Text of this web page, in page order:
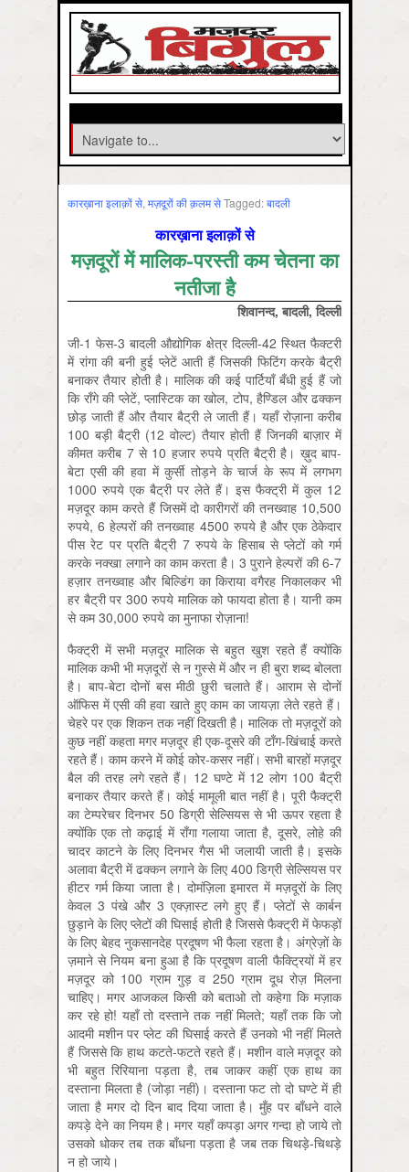
कारख़ाना इलाक़ों से, मज़दूरों की क़लम सेTagged:बादली
कारख़ाना इलाक़ों से
मज़दूरों में मालिक-परस्ती कम चेतना का
नतीजा है
शिवानन्द, बादली, दिल्ली
जी-1 फेस-3 बादली औद्योगिक क्षेत्र दिल्ली-42 स्थित फैक्टरी
में रांगा की बनी हुई प्लेटें आती हैं जिसकी फिटिंग करके बैट्री
बनाकर तैयार होती है। मालिक की कई पार्टियाँ बँधी हुई हैं जो
कि राँगे की प्लेटें, प्लास्टिक का खोल, टोप, हैण्डिल और ढक्कन
छोड़ जाती हैं और तैयार बैट्री ले जाती हैं। यहाँ रोज़ाना करीब
100 बड़ी बैट्री (12 वोल्ट) तैयार होती हैं जिनकी बाज़ार में
कीमत करीब 7 से 10 हजार रुपये प्रति बैट्री है। ख़ुद बाप-
बेटा एसी की हवा में कुर्सी तोड़ने के चार्ज के रूप में लगभग
1000 रुपये एक बैट्री पर लेते हैं। इस फैक्ट्री में कुल 12
मज़दूर काम करते हैं जिसमें दो कारीगरों की तनख्वाह 10,500
रुपये, 6 हेल्परों की तनख्वाह 4500 रुपये है और एक ठेकेदार
पीस रेट पर प्रति बैट्री 7 रुपये के हिसाब से प्लेटों को गर्म
करके नक्खा लगाने का काम करता है। 3 पुराने हेल्परों की 6-7
हज़ार तनख्वाह और बिल्डिंग का किराया वगैरह निकालकर भी
हर बैट्री पर 300 रुपये मालिक को फायदा होता है। यानी कम
से कम 30,000 रुपये का मुनाफा रोज़ाना!
फैक्ट्री में सभी मज़दूर मालिक से बहुत खुश रहते हैं क्योंकि
मालिक कभी भी मज़दूरों से न गुस्से में और न ही बुरा शब्द बोलता
है। बाप-बेटा दोनों बस मीठी छुरी चलाते हैं। आराम से दोनों
ऑफिस में एसी की हवा खाते हुए काम का जायज़ा लेते रहते हैं।
चेहरे पर एक शिकन तक नहीं दिखती है। मालिक तो मज़दूरों को
कुछ नहीं कहता मगर मज़दूर ही एक-दूसरे की टाँग-खिंचाई करते
रहते हैं। काम करने में कोई कोर-कसर नहीं। सभी बारहों मज़दूर
बैल की तरह लगे रहते हैं। 12 घण्टे में 12 लोग 100 बैट्री
बनाकर तैयार करते हैं। कोई मामूली बात नहीं है। पूरी फैक्ट्री
का टेम्परेचर दिनभर 50 डिग्री सेल्सियस से भी ऊपर रहता है
क्योंकि एक तो कढ़ाई में राँगा गलाया जाता है, दूसरे, लोहे की
चादर काटने के लिए दिनभर गैस भी जलायी जाती है। इसके
अलावा बैट्री में ढक्कन लगाने के लिए 400 डिग्री सेल्सियस पर
हीटर गर्म किया जाता है। दोमंज़िला इमारत में मज़दूरों के लिए
केवल 3 पंखे और 3 एक्ज़ास्ट लगे हुए हैं। प्लेटों से कार्बन
छुड़ाने के लिए प्लेटों की घिसाई होती है जिससे फैक्ट्री में फेफड़ों
के लिए बेहद नुकसानदेह प्रदूषण भी फैला रहता है। अंग्रेज़ों के
ज़माने से नियम बना हुआ है कि प्रदूषण वाली फैक्ट्रियों में हर
मज़दूर को 100 ग्राम गुड़ व 250 ग्राम दूध रोज़ मिलना
चाहिए। मगर आजकल किसी को बताओ तो कहेगा कि मज़ाक
कर रहे हो! यहाँ तो दस्ताने तक नहीं मिलते; यहाँ तक कि जो
आदमी मशीन पर प्लेट की घिसाई करते हैं उनको भी नहीं मिलते
हैं जिससे कि हाथ कटते-फटते रहते हैं। मशीन वाले मज़दूर को
भी बहुत रिरियाना पड़ता है, तब जाकर कहीं एक हाथ का
दस्ताना मिलता है (जोड़ा नहीं)। दस्ताना फट तो दो घण्टे में ही
जाता है मगर दो दिन बाद दिया जाता है। मुँह पर बाँधने वाले
कपड़े देने का नियम है। मगर यहाँ कपड़ा अगर गन्दा हो जाये तो
उसको धोकर तब तक बाँधना पड़ता है जब तक चिथड़े-चिथड़े
न हो जाये।